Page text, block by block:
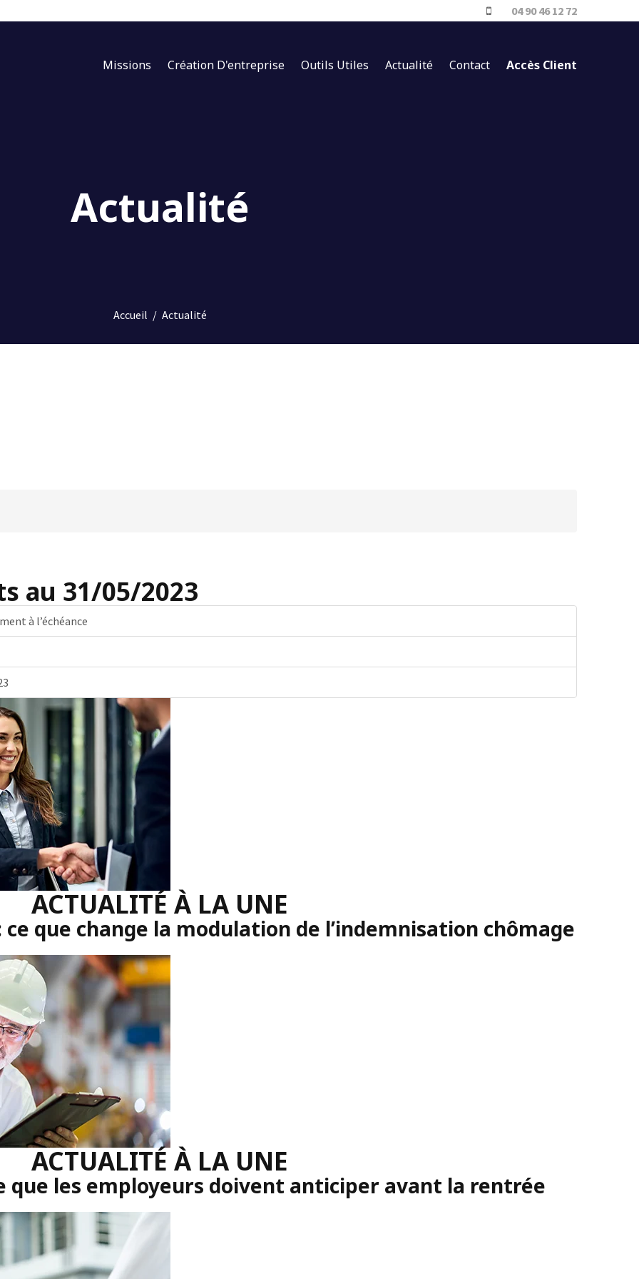
04 90 46 12 72
Missions Création D'entreprise Outils Utiles Actualité Contact Accès Client
Actualité
Accueil / Actualité
au 31/05/2023
à l’échéance
ACTUALITÉ À LA UNE
que change la modulation de l’indemnisation chômage
ACTUALITÉ À LA UNE
que les employeurs doivent anticiper avant la rentrée